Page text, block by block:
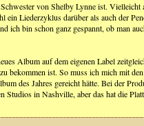
von Shelby Lynne ist.
ein Liederzyklus darüber als auch der
ich bin schon ganz gespannt, ob man
Album auf dem eigenen Label
bekommen ist. So muss ich mich mit
des Jahres gereicht hätte. Bei der
in Nashville, aber das hat die